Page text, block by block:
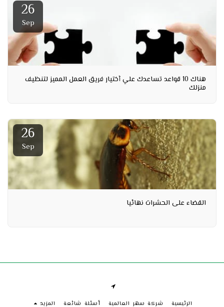
26
Sep
هناك 10 قواعد تساعدك علي أختيار فريق العمل المميز لتنظيف
منزلك
26
Sep
القضاء على الحشرات نهائيا
الرئيسية شركة سهر العالمية أسئلة شائعة المزيد